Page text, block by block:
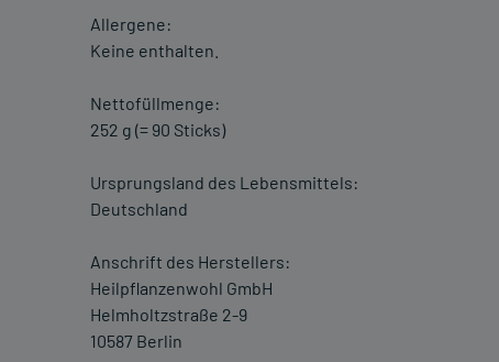
Allergene:
Keine enthalten.
Nettofüllmenge:
252 g (= 90 Sticks)
Ursprungsland des Lebensmittels:
Deutschland
Anschrift des Herstellers:
Heilpflanzenwohl GmbH
Helmholtzstraße 2-9
10587 Berlin